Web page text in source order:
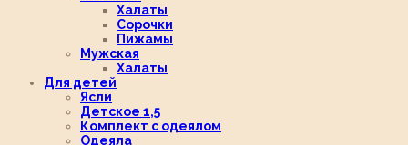
Халаты
Сорочки
Пижамы
Мужская
Халаты
Для детей
Ясли
Детское 1,5
Комплект с одеялом
Одеяла